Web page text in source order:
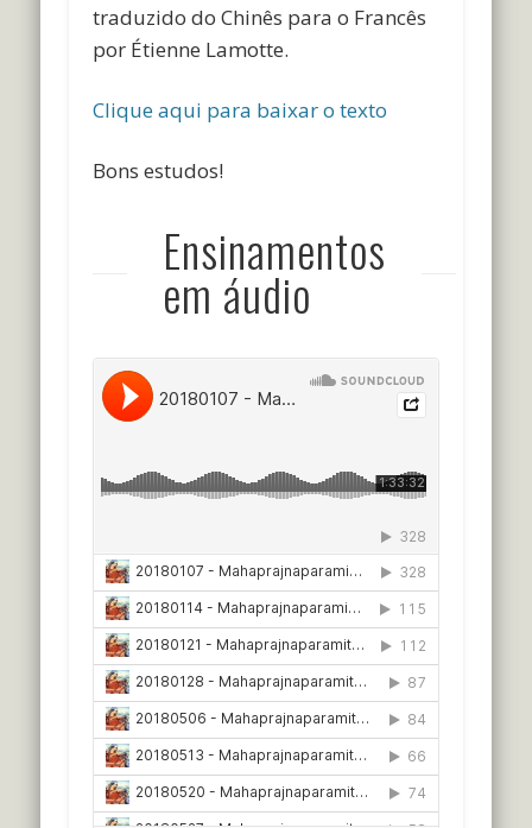
traduzido do Chinês para o Francês
por Étienne Lamotte.
Clique aqui para baixar o texto
Bons estudos!
Ensinamentos
em áudio